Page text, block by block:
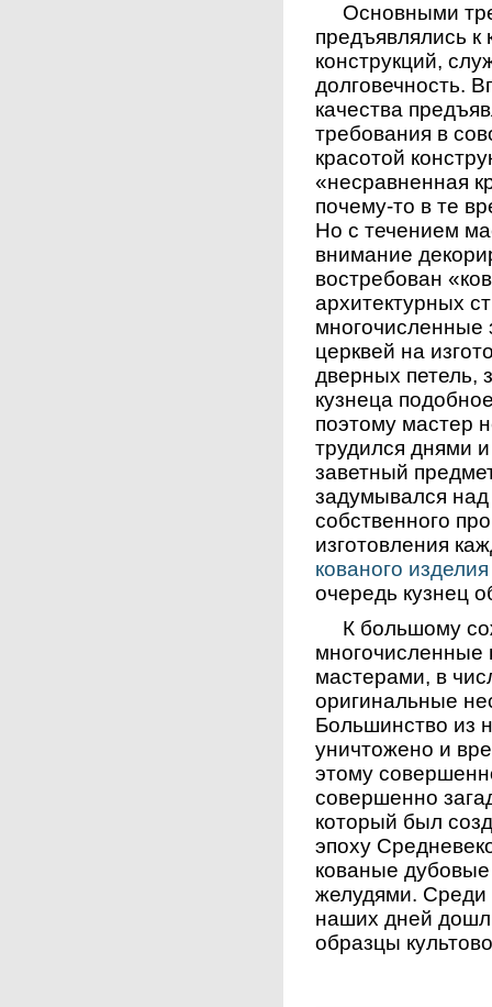
Основными
предъявлялись к
конструкций,
долговечность.
качества
требования в
красотой
«несравненная
почему-то в те
Но с течением
внимание
востребован
архитектурных
многочисленные
церквей на
дверных петель,
кузнеца
поэтому мастер
трудился днями
заветный
задумывался
собственного
изготовления
кованого изделия
очередь кузнец
К большому
мастерами, в
оригинальные
Большинство из
уничтожено и
этому
совершенно
который был
эпоху
кованые дубовые
желудями.
наших дней
образцы